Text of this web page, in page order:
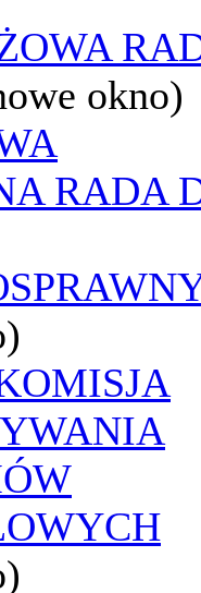
okno)
RADA